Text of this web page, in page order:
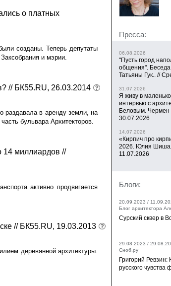
о платных
созданы. Теперь депутаты
и мэрии.
// БК55.RU, 26.03.2014
раздавала в аренду земли, на
бульвара Архитекторов.
14 миллиардов //
активно продвигается
// БК55.RU, 19.03.2013
деревянной архитектуры.
Пресса:
06.08.2026
"Пусть город
общения".
Татьяны Гук.. //
31.07.2026
Я живу в
интервью с
Беловым. Чермен
30.07.2026
14.07.2026
«Кирпич про
2026. Юлия
11.07.2026
Блоги:
20.09.2023 /
Блог архитектора
Сурский сквер в
29.08.2023 /
Сноб.ру
Григорий Ревзин:
русского чувства